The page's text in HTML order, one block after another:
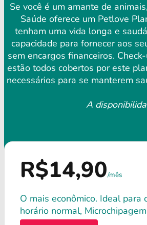
Se você é um amante de
Saúde oferece um Petlove
tenham uma vida longa e
capacidade para fornecer aos
sem encargos financeiros.
estão todos cobertos por este
necessários para se manterem
A
R$14,90/mês
O mais econômico. Ideal para
horário normal,